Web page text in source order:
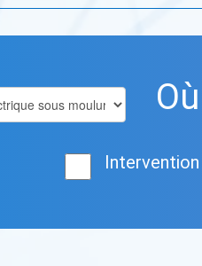
Où